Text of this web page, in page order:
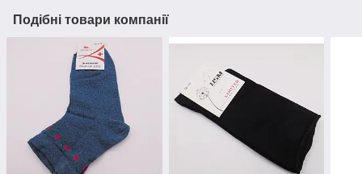
Подібні товари компанії